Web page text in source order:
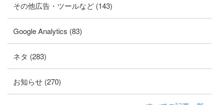
その他広告・ツールなど (143)
Google Analytics (83)
ネタ (283)
お知らせ (270)